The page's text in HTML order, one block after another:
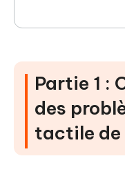
Partie 1 :
des
tactile de